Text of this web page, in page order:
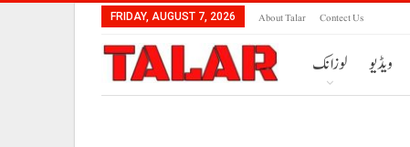
FRIDAY, AUGUST 7, 2026 About Talar Contect Us
لوزانک ویڈیو